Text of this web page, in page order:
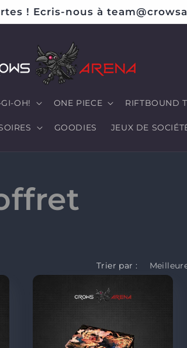
! Ecris-nous à
OH! ONE PIECE RIFTBOUND
GOODIES JEUX DE
Trier par :